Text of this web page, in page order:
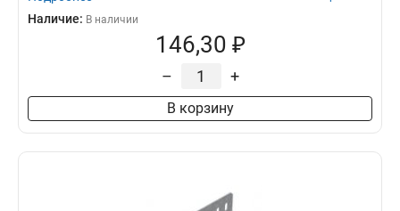
Наличие: В наличии
146,30 ₽
– +
В корзину